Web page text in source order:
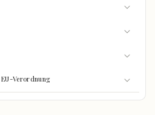
Verordnung